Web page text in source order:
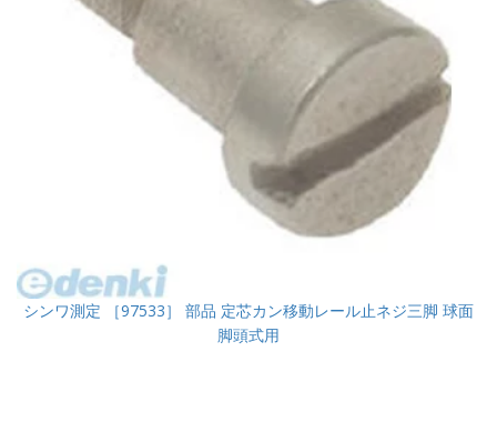
シンワ測定 ［97533］ 部品 定芯カン移動レール止ネジ三脚 球面
脚頭式用